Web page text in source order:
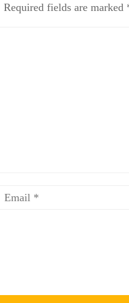
Required fields are marked